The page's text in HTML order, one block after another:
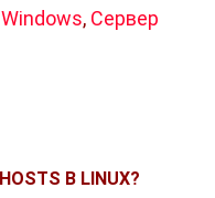
Windows, Сервер
В LINUX?